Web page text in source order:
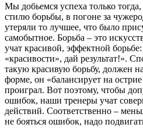
Мы добьемся успеха только
стилю борьбы, в погоне за
утеряли то лучшее, что было
самобытное. Борьба – это
учат красивой, эффектной борьбе:
«красивости», дай результат!».
такую красивую борьбу, должен
форме, он «балансирует на
проиграл. Вот поэтому, чтобы
ошибок, наши тренеры учат
действий. Соответственно –
не бояться ошибок, надо